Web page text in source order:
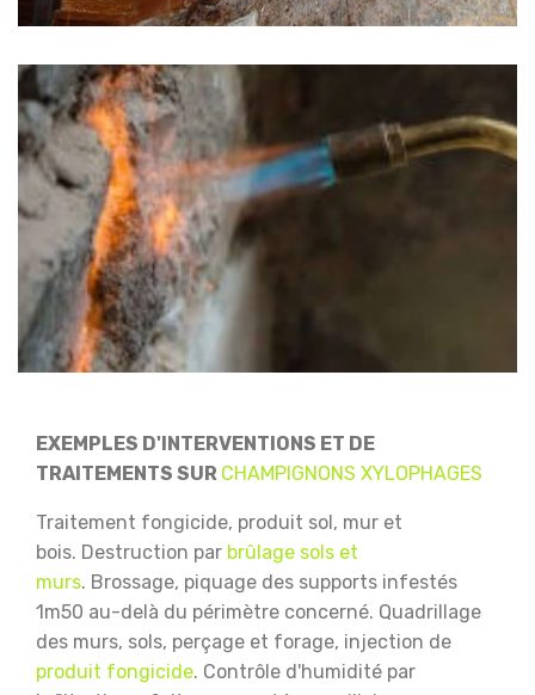
EXEMPLES D'INTERVENTIONS ET DE
TRAITEMENTS SUR CHAMPIGNONS XYLOPHAGES
Traitement fongicide, produit sol, mur et
bois. Destruction par brûlage sols et
murs. Brossage, piquage des supports infestés
1m50 au-delà du périmètre concerné. Quadrillage
des murs, sols, perçage et forage, injection de
produit fongicide. Contrôle d'humidité par